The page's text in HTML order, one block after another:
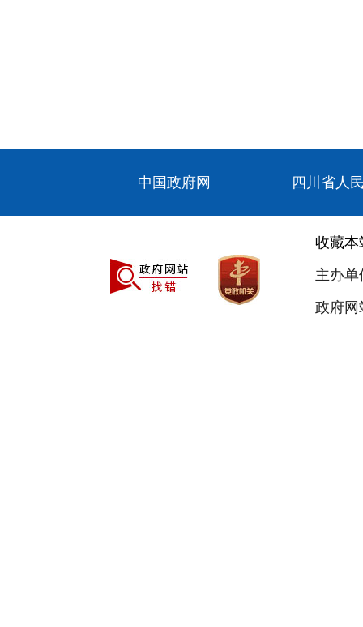
中国政府网 四川省人
收藏本
主办
政府网